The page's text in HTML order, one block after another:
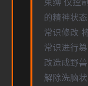
束缚 仅控
的精神状态
常识修改
常识进行
改造成野
解除洗脑